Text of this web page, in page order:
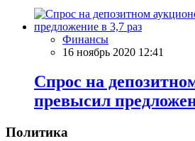
Финансы
16 ноябрь 2020 12:41
Спрос на
превысил
Политика